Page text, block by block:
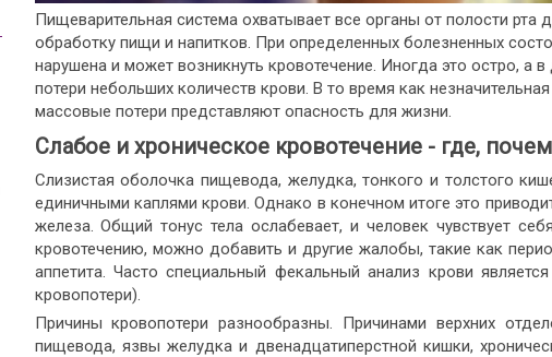
Пищеварительная системаохватывает все органы от полости рта
обработку пищи и напитков. При определенных болезненных
нарушена и может возникнуть кровотечение. Иногда это остро, а в
потери небольших количеств крови. В то время как
массовые потери представляют опасность для жизни.
Слабое и хроническое кровотечение - где,
Слизистая оболочка пищевода, желудка, тонкого и толстого
единичными каплями крови. Однако в конечном итоге это
железа. Общий тонус тела ослабевает, и человек чувствует
кровотечению, можно добавить и другие жалобы, такие как
аппетита. Часто специальный фекальный анализ крови
кровопотери).
Причины кровопотери разнообразны. Причинами верхних
пищевода, язвы желудка и двенадцатиперстной кишки,